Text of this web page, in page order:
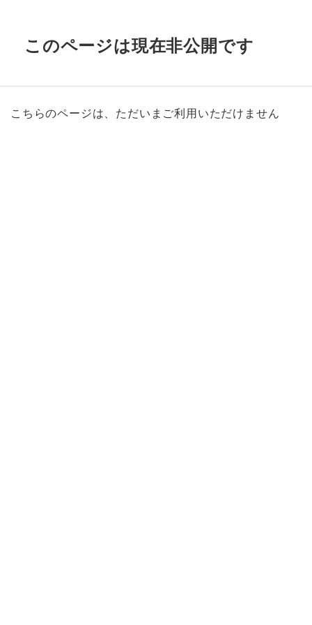
このページは現在非公開です
こちらのページは、ただいまご利用いただけません